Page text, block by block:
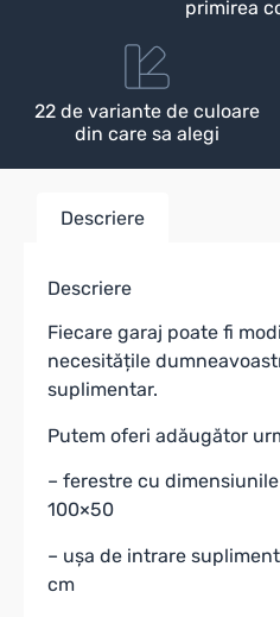
primirea
22 de variante de culoare
din care sa alegi
Descriere
Descriere
Fiecare garaj poate fi
necesitățile
suplimentar.
Putem oferi adăugător
– ferestre cu
100×50
– ușa de intrare
cm